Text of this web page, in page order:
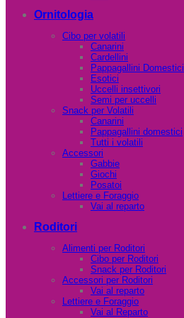
Ornitologia
Cibo per volatili
Canarini
Cardellini
Pappagallini Domestici
Esotici
Uccelli insettivori
Semi per uccelli
Snack per Volatili
Canarini
Pappagallini domestici
Tutti i volatili
Accessori
Gabbie
Giochi
Posatoi
Lettiere e Foraggio
Vai al reparto
Roditori
Alimenti per Roditori
Cibo per Roditori
Snack per Roditori
Accessori per Roditori
Vai al reparto
Lettiere e Foraggio
Vai al Reparto